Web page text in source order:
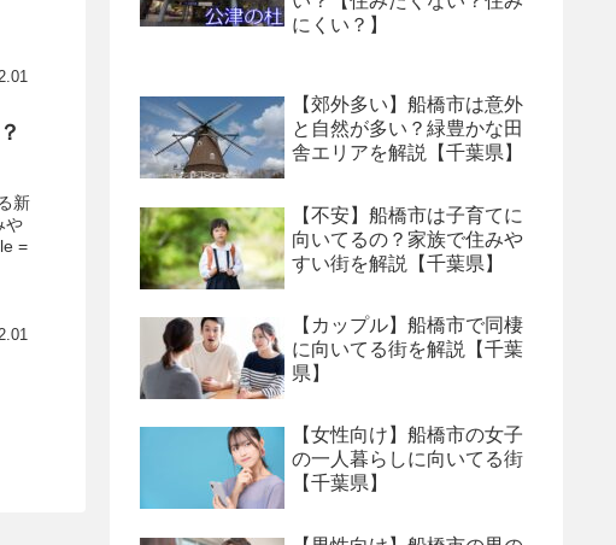
新
や
=
にくい？】
【郊外多い】船橋市は意外
と自然が多い？緑豊かな田
舎エリアを解説【千葉県】
【不安】船橋市は子育てに
向いてるの？家族で住みや
すい街を解説【千葉県】
【カップル】船橋市で同棲
に向いてる街を解説【千葉
県】
【女性向け】船橋市の女子
の一人暮らしに向いてる街
【千葉県】